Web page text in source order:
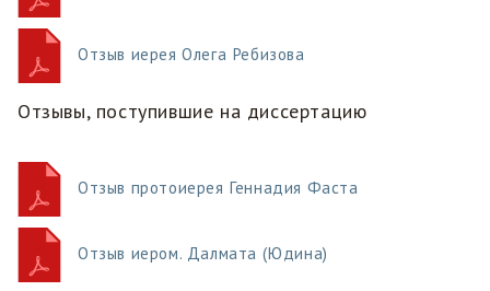
Отзыв иерея Олега Ребизова
Отзывы, поступившие на диссертацию
Отзыв протоиерея Геннадия Фаста
Отзыв иером. Далмата (Юдина)